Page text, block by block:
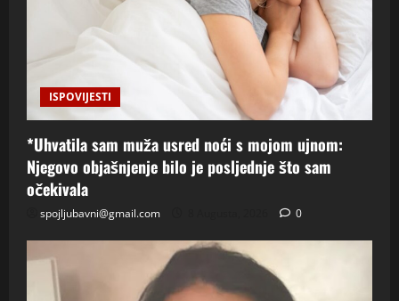
ISPOVIJESTI
*Uhvatila sam muža usred noći s mojom ujnom:
Njegovo objašnjenje bilo je posljednje što sam
očekivala
spojljubavni@gmail.com 0